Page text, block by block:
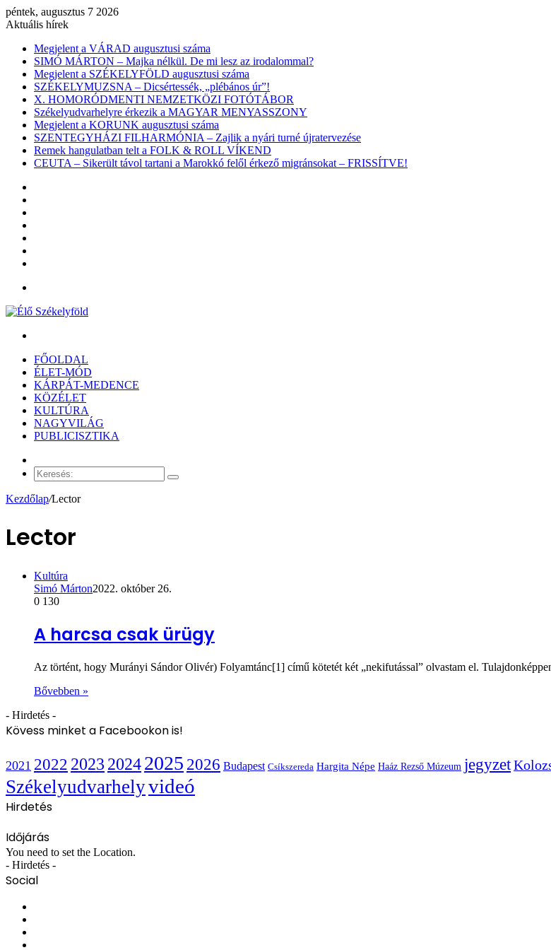
péntek, augusztus 7 2026
Aktuális hírek
Megjelent a VÁRAD augusztusi száma
SIMÓ MÁRTON – Majka nélkül. De mi lesz az irodalommal?
Megjelent a SZÉKELYFÖLD augusztusi száma
SZÉKELYMUZSNA – Dicsértessék, „plébános úr”!
X. HOMORÓDMENTI NEMZETKÖZI FOTÓTÁBOR
Székelyudvarhelyre érkezik a MAGYAR MENYASSZONY
Megjelent a KORUNK augusztusi száma
SZENTEGYHÁZI FILHARMÓNIA – Zajlik a nyári turné újratervezése
Remek hangulatban telt a FOLK & ROLL VÍKEND
CEUTA – Sikerült távol tartani a Marokkó felől érkező migránsokat – FRISSÍTVE!
FŐOLDAL
ÉLET-MÓD
KÁRPÁT-MEDENCE
KÖZÉLET
KULTÚRA
NAGYVILÁG
PUBLICISZTIKA
cikk
Keresés:
Kezdőlap/Lector
Lector
Kultúra
Simó Márton2022. október 26.
0 130
A harcsa csak ürügy
Az történt, hogy Murányi Sándor Olivér) Folyamtánc[1] című kötetét két „nekifutással” olvastam el.
Bővebben »
- Hirdetés -
Kövess minket a Facebookon is!
2021 2022 2023 20242025 2026 Budapest Csíkszereda Hargita Népe Haáz Rezső Múzeum jegyzet
Székelyudvarhelyvideó
Hirdetés
Időjárás
You need to set the Location.
- Hirdetés -
Social